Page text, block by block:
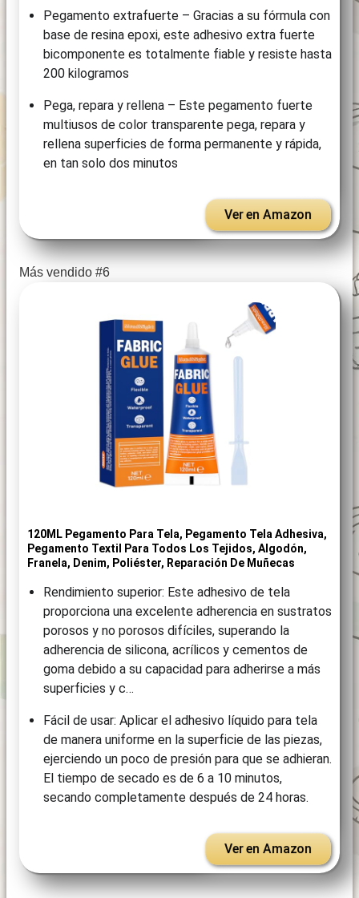
Pegamento extrafuerte – Gracias a su fórmula con
base de resina epoxi, este adhesivo extra fuerte
bicomponente es totalmente fiable y resiste hasta
200 kilogramos
Pega, repara y rellena – Este pegamento fuerte
multiusos de color transparente pega, repara y
rellena superficies de forma permanente y rápida,
en tan solo dos minutos
Ver en Amazon
Más vendido #6
120ML Pegamento Para Tela, Pegamento Tela Adhesiva,
Pegamento Textil Para Todos Los Tejidos, Algodón,
Franela, Denim, Poliéster, Reparación De Muñecas
Rendimiento superior: Este adhesivo de tela
proporciona una excelente adherencia en sustratos
porosos y no porosos difíciles, superando la
adherencia de silicona, acrílicos y cementos de
goma debido a su capacidad para adherirse a más
superficies y c…
Fácil de usar: Aplicar el adhesivo líquido para tela
de manera uniforme en la superficie de las piezas,
ejerciendo un poco de presión para que se adhieran.
El tiempo de secado es de 6 a 10 minutos,
secando completamente después de 24 horas.
Ver en Amazon